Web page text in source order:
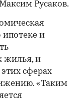
Русаков.
ипотеке и
жилья, и
сферах
«Таким